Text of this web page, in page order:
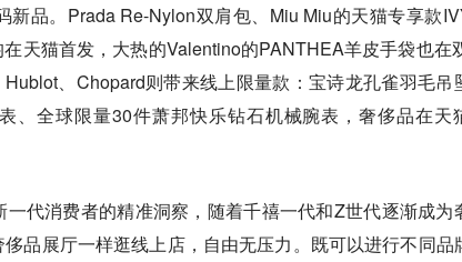
品。Prada Re-Nylon双肩包、Miu Miu的天猫专享款
天猫首发，大热的Valentino的PANTHEA羊皮手袋也在
、Chopard则带来线上限量款：宝诗龙孔雀羽毛吊
、全球限量30件萧邦快乐钻石机械腕表，奢侈品在天
代消费者的精准洞察，随着千禧一代和Z世代逐渐成为
品展厅一样逛线上店，自由无压力。既可以进行不同品